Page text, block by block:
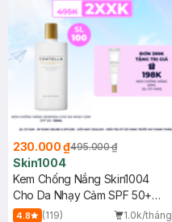
230.000 ₫495.000 ₫
Skin1004
Kem Chống Nắng Skin1004
Cho Da Nhạy Cảm SPF 50+
50ml
4.8 (119)
1.0k/tháng